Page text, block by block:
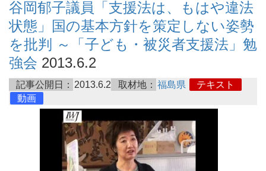
谷岡郁子議員「支援法は、もはや違法
状態」国の基本方針を策定しない姿勢
を批判 ～「子ども・被災者支援法」勉
強会 2013.6.2
記事公開日： 2013.6.2 取材地： 福島県
テキスト
動画